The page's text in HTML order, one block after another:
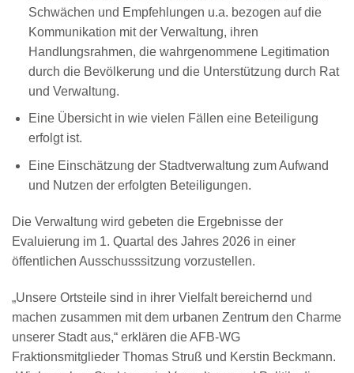
Schwächen und Empfehlungen u.a. bezogen auf die
Kommunikation mit der Verwaltung, ihren
Handlungsrahmen, die wahrgenommene Legitimation
durch die Bevölkerung und die Unterstützung durch Rat
und Verwaltung.
Eine Übersicht in wie vielen Fällen eine Beteiligung
erfolgt ist.
Eine Einschätzung der Stadtverwaltung zum Aufwand
und Nutzen der erfolgten Beteiligungen.
Die Verwaltung wird gebeten die Ergebnisse der
Evaluierung im 1. Quartal des Jahres 2026 in einer
öffentlichen Ausschusssitzung vorzustellen.
„Unsere Ortsteile sind in ihrer Vielfalt bereichernd und
machen zusammen mit dem urbanen Zentrum den Charme
unserer Stadt aus,“ erklären die AFB-WG
Fraktionsmitglieder Thomas Struß und Kerstin Beckmann.